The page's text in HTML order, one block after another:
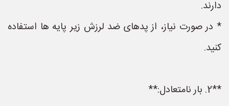
دارند.
* در صورت نیاز، از پدهای ضد لرزش زیر پایه ها استفاده
کنید.
**2. بار نامتعادل:**